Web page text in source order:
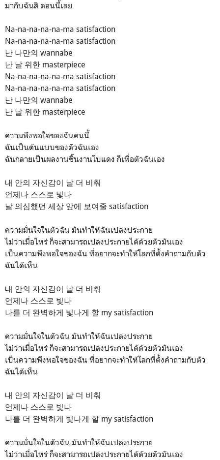
มากับฉันสิ ตอนนี้เลย
Na-na-na-na-na-ma satisfaction
Na-na-na-na-na-ma satisfaction
난 나만의 wannabe
난 날 위한 masterpiece
Na-na-na-na-na-ma satisfaction
Na-na-na-na-na-ma satisfaction
난 나만의 wannabe
난 날 위한 masterpiece
ความพึงพอใจของฉันคนนี้
ฉันเป็นต้นแบบของตัวฉันเอง
ฉันกลายเป็นผลงานชิ้นงานโบแดง ก็เพื่อตัวฉันเอง
내 안의 자신감이 날 더 비춰
언제나 스스로 빛나
날 의심했던 세상 앞에 보여줄 satisfaction
ความมั่นใจในตัวฉัน มันทำให้ฉันเปล่งประกาย
ไม่ว่าเมื่อไหร่ ก็จะสามารถเปล่งประกายได้ด้วยตัวมันเอง
เป็นความพึงพอใจของฉัน ที่อยากจะทำให้โลกที่ตั้งคำถามกับตัว
ฉันได้เห็น
내 안의 자신감이 날 더 비춰
언제나 스스로 빛나
나를 더 완벽하게 빛나게 할 my satisfaction
ความมั่นใจในตัวฉัน มันทำให้ฉันเปล่งประกาย
ไม่ว่าเมื่อไหร่ ก็จะสามารถเปล่งประกายได้ด้วยตัวมันเอง
เป็นความพึงพอใจของฉัน ที่อยากจะทำให้โลกที่ตั้งคำถามกับตัว
ฉันได้เห็น
내 안의 자신감이 날 더 비춰
언제나 스스로 빛나
나를 더 완벽하게 빛나게 할 my satisfaction
ความมั่นใจในตัวฉัน มันทำให้ฉันเปล่งประกาย
ไม่ว่าเมื่อไหร่ ก็จะสามารถเปล่งประกายได้ด้วยตัวมันเอง